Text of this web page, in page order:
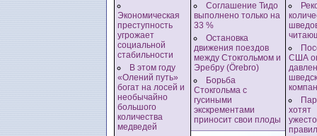
Экономическая
преступность
угрожает
социальной
стабильности
В этом году
«Олений путь»
богат на лосей и
необычайно
большого
количества
медведей
Соглашение Тидо
выполнено только на
33 %
Остановка
движения поездов
между Стокгольмом и
Эребру (Örebro)
Борьба
Стокгольма с
гусиными
экскрементами
приносит свои плоды
США
хотят